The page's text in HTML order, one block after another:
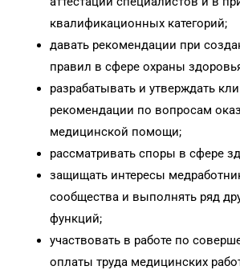
квалификационных категорий;
давать рекомендации при
правил в сфере охраны
разрабатывать и утверждать
рекомендации по вопросам
медицинской помощи;
рассматривать споры в сфере
защищать интересы
сообщества и выполнять ряд
функций;
участвовать в работе по
оплаты труда медицинских